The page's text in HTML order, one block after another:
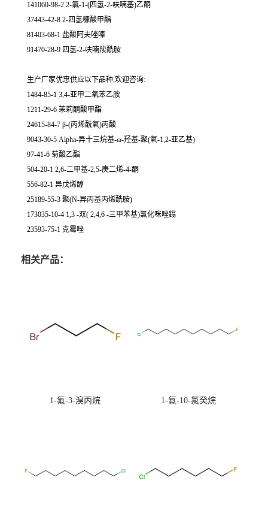
141060-98-2 2-氯-1-(四氢-2-呋喃基)乙酮
37443-42-8 2-四氢糠酸甲酯
81403-68-1 盐酸阿夫唑嗪
91470-28-9 四氢-2-呋喃羧酰胺
生产厂家优惠供应以下品种,欢迎咨询:
1484-85-1 3,4-亚甲二氧苯乙胺
1211-29-6 茉莉酮酸甲酯
24615-84-7 β-(丙烯酰氧)丙酸
9043-30-5 Alpha-异十三烷基-ω-羟基-聚(氧-1,2-亚乙基)
97-41-6 菊酸乙酯
504-20-1 2,6-二甲基-2,5-庚二烯-4-酮
556-82-1 异戊烯醇
25189-55-3 聚(N-异丙基丙烯酰胺)
173035-10-4 1,3 -双( 2,4,6 -三甲苯基)氯化咪唑鎓
23593-75-1 克霉唑
相关产品：
1-氟-3-溴丙烷 1-氟-10-氯癸烷